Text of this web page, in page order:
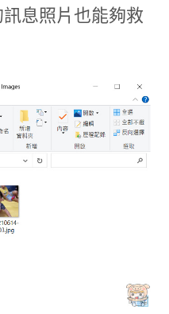
息照片也能夠救